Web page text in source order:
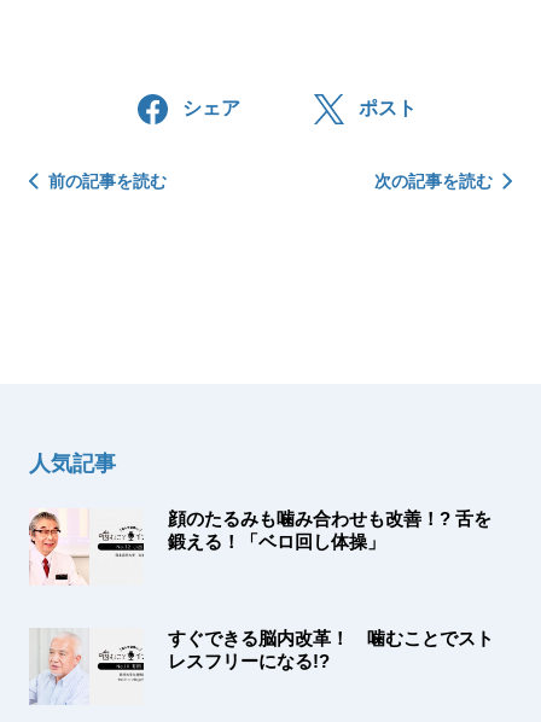
シェア ポスト
投 前の記事を読む 次の記事を読む
人気記事
顔のたるみも噛み合わせも改善！? 舌を
鍛える！「ベロ回し体操」
すぐできる脳内改革！ 噛むことでスト
レスフリーになる!?